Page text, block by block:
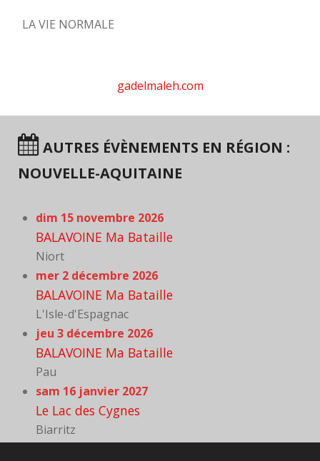
LA VIE NORMALE
gadelmaleh.com
AUTRES ÉVÈNEMENTS EN RÉGION :
NOUVELLE-AQUITAINE
dim 15 novembre 2026
BALAVOINE Ma Bataille
Niort
mer 2 décembre 2026
BALAVOINE Ma Bataille
L'Isle-d'Espagnac
jeu 3 décembre 2026
BALAVOINE Ma Bataille
Pau
sam 16 janvier 2027
Le Lac des Cygnes
Biarritz